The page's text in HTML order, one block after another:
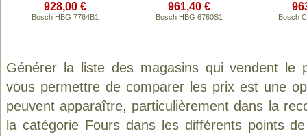
928,00 €
Bosch HBG 7764B1
961,40 €
Bosch HBG 6760S1 Bosch
Générer la liste des magasins qui vendent le
vous permettre de comparer les prix est une
peuvent apparaître, particulièrement dans la
la catégorie Foursdans les différents points